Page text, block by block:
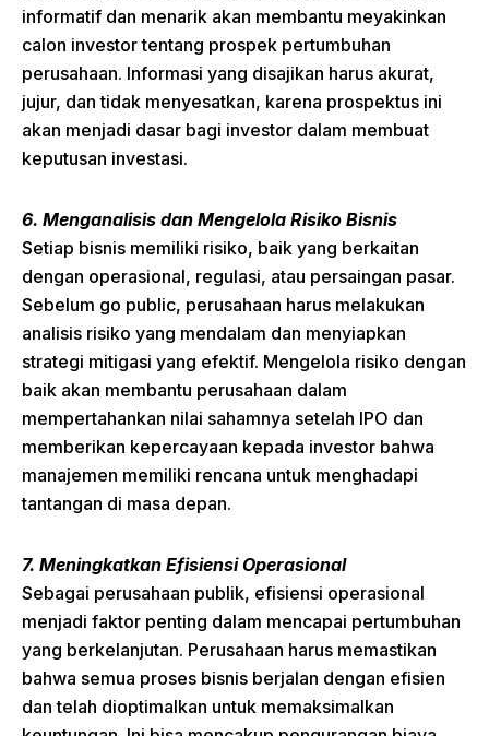
informatif dan menarik akan membantu meyakinkan
calon investor tentang prospek pertumbuhan
perusahaan. Informasi yang disajikan harus akurat,
jujur, dan tidak menyesatkan, karena prospektus ini
akan menjadi dasar bagi investor dalam membuat
keputusan investasi.
6. Menganalisis dan Mengelola Risiko Bisnis
Setiap bisnis memiliki risiko, baik yang berkaitan
dengan operasional, regulasi, atau persaingan pasar.
Sebelum go public, perusahaan harus melakukan
analisis risiko yang mendalam dan menyiapkan
strategi mitigasi yang efektif. Mengelola risiko dengan
baik akan membantu perusahaan dalam
mempertahankan nilai sahamnya setelah IPO dan
memberikan kepercayaan kepada investor bahwa
manajemen memiliki rencana untuk menghadapi
tantangan di masa depan.
7. Meningkatkan Efisiensi Operasional
Sebagai perusahaan publik, efisiensi operasional
menjadi faktor penting dalam mencapai pertumbuhan
yang berkelanjutan. Perusahaan harus memastikan
bahwa semua proses bisnis berjalan dengan efisien
dan telah dioptimalkan untuk memaksimalkan